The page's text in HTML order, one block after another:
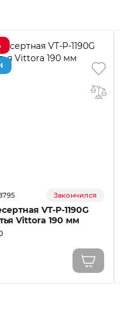
Закончился
VT-P-1190G
Vittora 190 мм